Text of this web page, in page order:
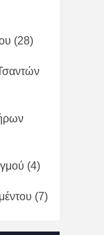
(28)
(4)
(7)